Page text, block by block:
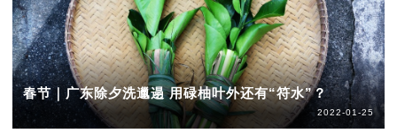
春节｜广东除夕洗邋遢 用碌柚叶外还有“符水”？
2022-01-25